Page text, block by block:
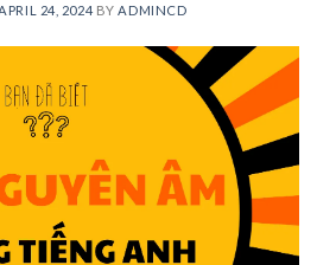
APRIL 24, 2024 BY ADMINCD